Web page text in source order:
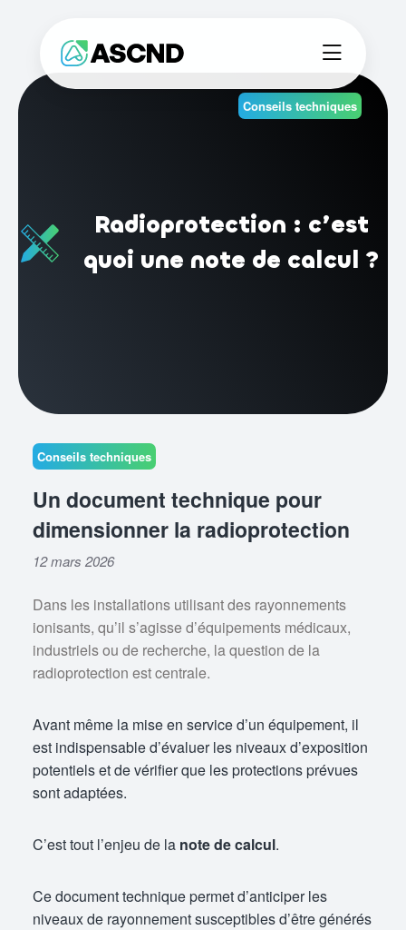
Conseils techniques
Radioprotection : c’est
quoi une note de calcul ?
Conseils techniques
Un document technique pour
dimensionner la radioprotection
12 mars 2026
Dans les installations utilisant des rayonnements
ionisants, qu’il s’agisse d’équipements médicaux,
industriels ou de recherche, la question de la
radioprotection est centrale.
Avant même la mise en service d’un équipement, il
est indispensable d’évaluer les niveaux d’exposition
potentiels et de vérifier que les protections prévues
sont adaptées.
C’est tout l’enjeu de la note de calcul.
Ce document technique permet d’anticiper les
niveaux de rayonnement susceptibles d’être générés